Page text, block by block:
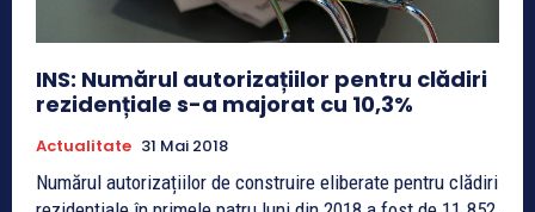
INS: Numărul autorizațiilor pentru clădiri
rezidențiale s-a majorat cu 10,3%
Actualitate 31 Mai 2018
Numărul autorizațiilor de construire eliberate pentru clădiri